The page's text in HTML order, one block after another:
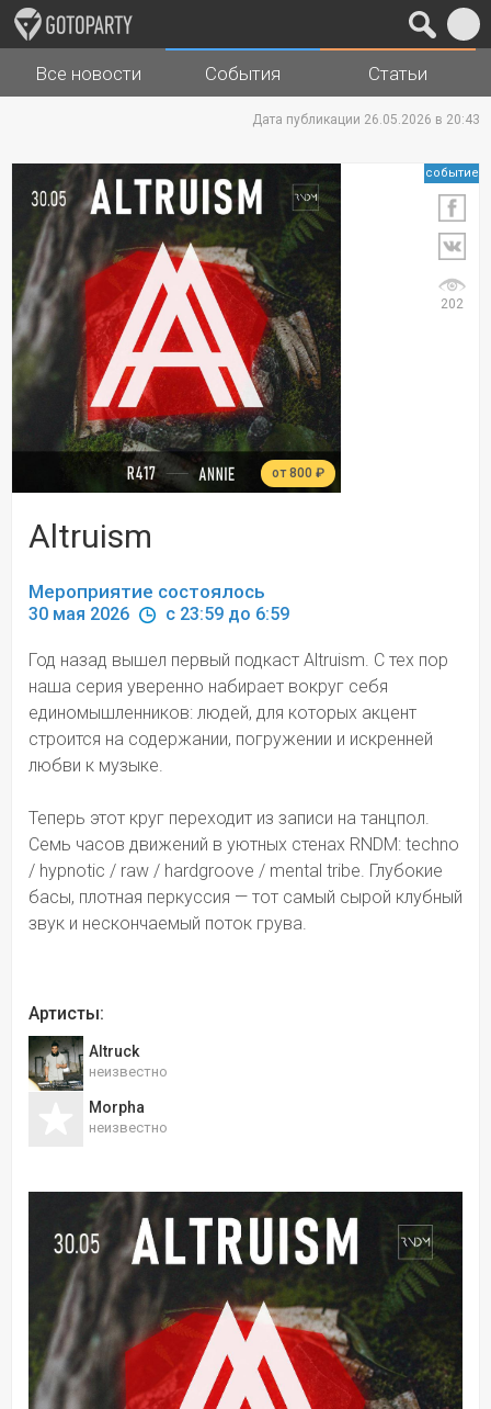
Города Музыка
Все новости События Статьи
Дата публикации 26.05.2026 в 20:43
от 800 ₽
событие
202
Altruism
Мероприятие состоялось
30 мая 2026 c 23:59 до 6:59
Год назад вышел первый подкаст Altruism. С тех пор
наша серия уверенно набирает вокруг себя
единомышленников: людей, для которых акцент
строится на содержании, погружении и искренней
любви к музыке.
Теперь этот круг переходит из записи на танцпол.
Семь часов движений в уютных стенах RNDM: techno
/ hypnotic / raw / hardgroove / mental tribe. Глубокие
басы, плотная перкуссия — тот самый сырой клубный
звук и нескончаемый поток грува.
Артисты:
Altruck
неизвестно
Morpha
неизвестно